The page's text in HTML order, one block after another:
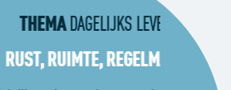
DAGELIJKS LEVEN
RUIMTE, REGELMAAT
MEER